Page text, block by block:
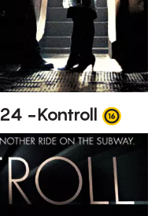
-Kontroll